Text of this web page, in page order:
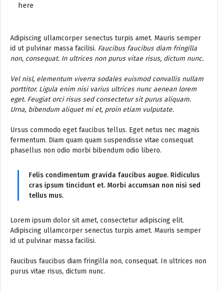
here
Adipiscing ullamcorper senectus turpis amet. Mauris semper
id ut pulvinar massa facilisi. Faucibus faucibus diam fringilla
non, consequat. In ultrices non purus vitae risus, dictum nunc.
Vel nisl, elementum viverra sodales euismod convallis nullam
porttitor. Ligula enim nisi varius ultrices nunc aenean lorem
eget. Feugiat orci risus sed consectetur sit purus aliquam.
Urna, bibendum aliquet mi et, proin etiam vulputate.
Ursus commodo eget faucibus tellus. Eget netus nec magnis
fermentum. Diam quam quam suspendisse vitae consequat
phasellus non odio morbi bibendum odio libero.
Felis condimentum gravida faucibus augue. Ridiculus
cras ipsum tincidunt et. Morbi accumsan non nisi sed
tellus mus.
Lorem ipsum dolor sit amet, consectetur adipiscing elit.
Adipiscing ullamcorper senectus turpis amet. Mauris semper
id ut pulvinar massa facilisi.
Faucibus faucibus diam fringilla non, consequat. In ultrices non
purus vitae risus, dictum nunc.